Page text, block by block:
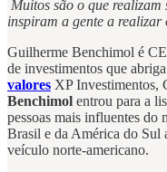
Muitos são o que realizam
inspiram a gente a realizar
Guilherme Benchimol é
de investimentos que
valores XP Investimentos,
Benchimol entrou para a
pessoas mais influentes
Brasil e da América do Sul
veículo norte-americano.